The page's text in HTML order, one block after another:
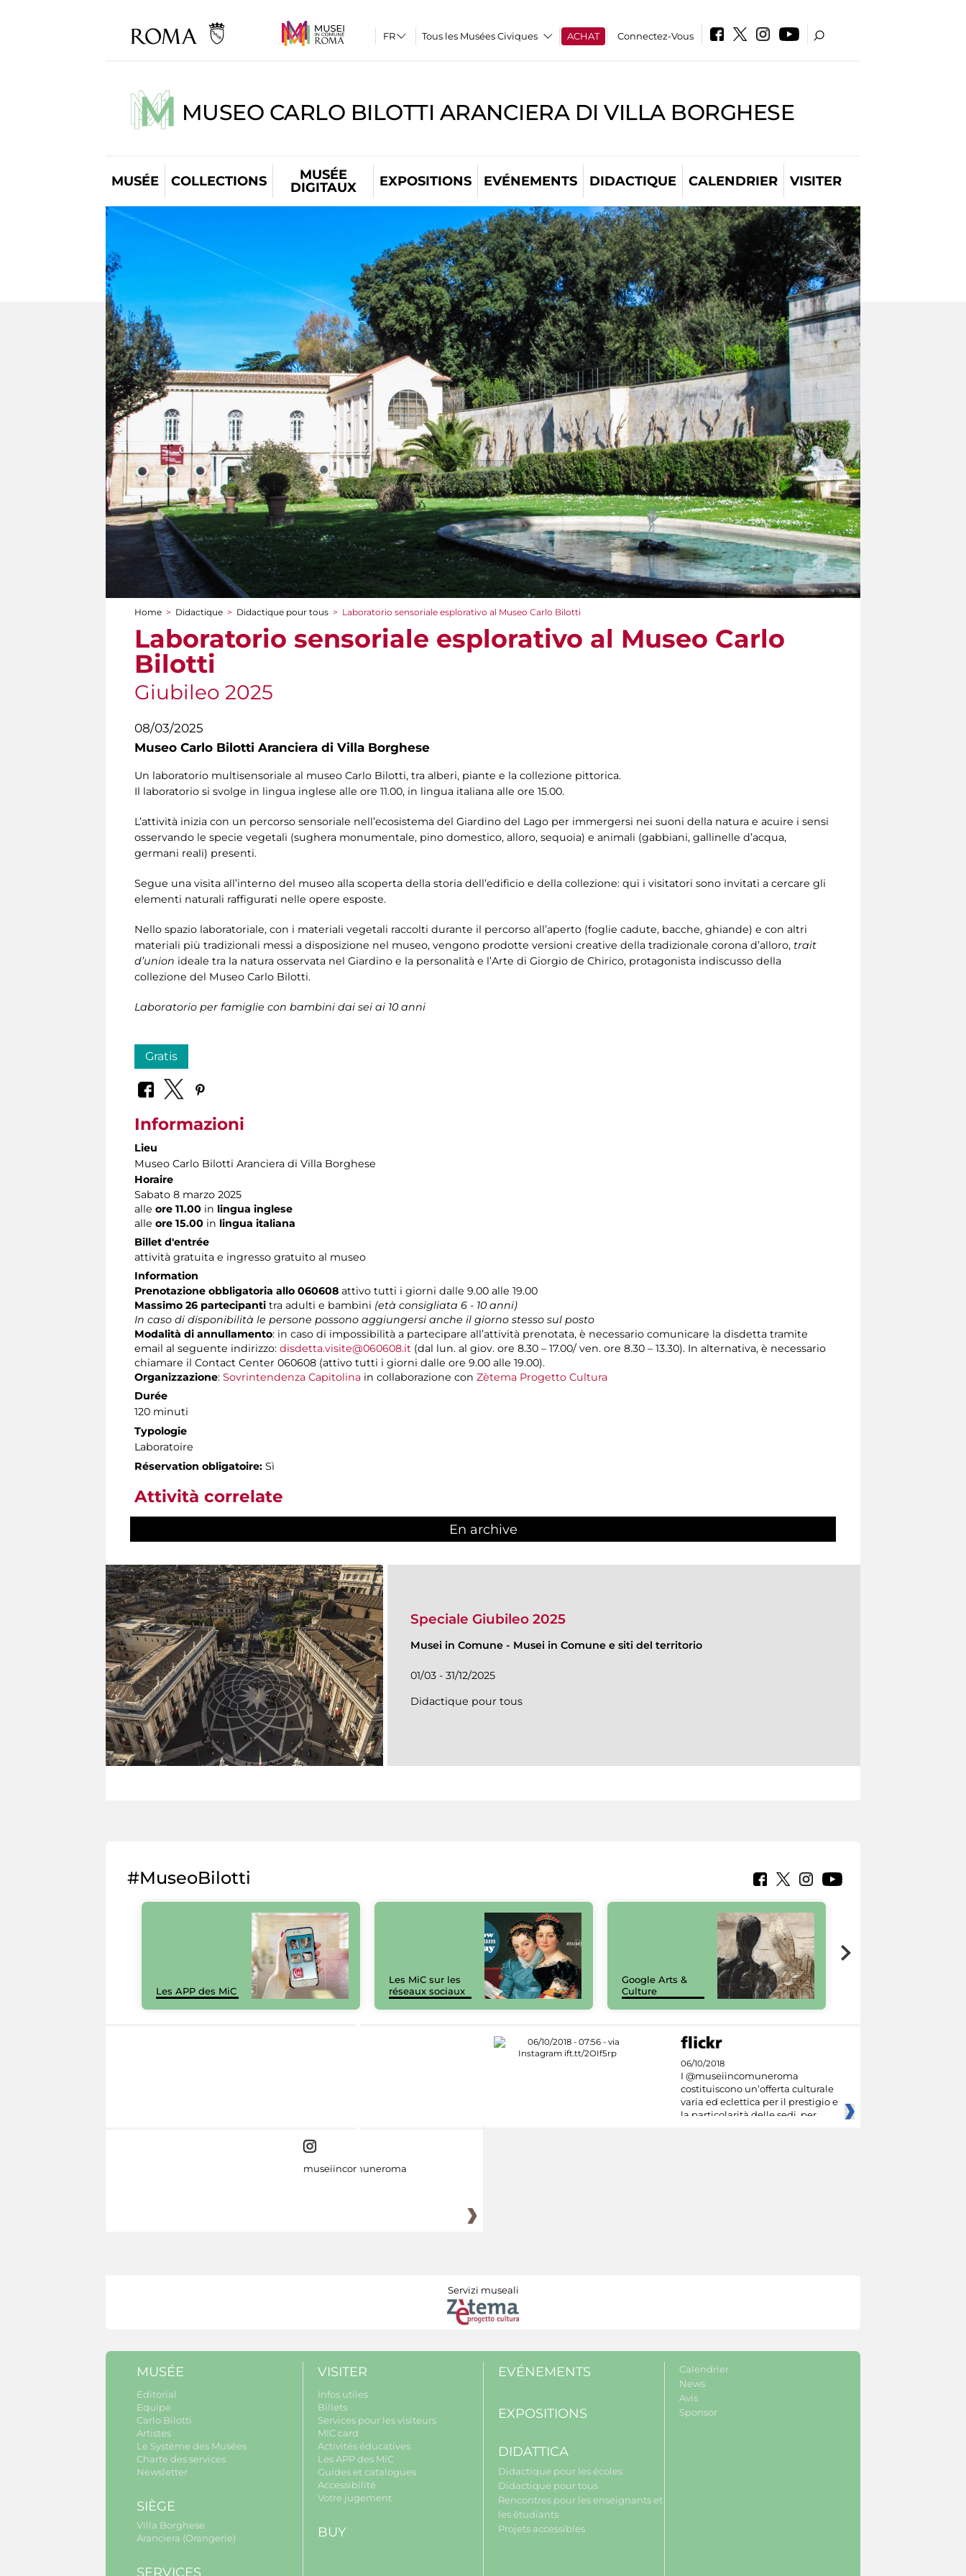
Tous les Musées Civiques ACHAT Connectez-Vous
MUSEO CARLO BILOTTI ARANCIERA DI VILLA BORGHESE
MUSÉE COLLECTIONS
MUSÉE
DIGITAUX
EXPOSITIONS EVÉNEMENTS DIDACTIQUE CALENDRIER VISITER
You are here
Home > Didactique > Didactique pour tous > Laboratorio sensoriale esplorativo al Museo Carlo Bilotti
Laboratorio sensoriale esplorativo al Museo Carlo
Bilotti
Giubileo 2025
08/03/2025
Museo Carlo Bilotti Aranciera di Villa Borghese
Un laboratorio multisensoriale al museo Carlo Bilotti, tra alberi, piante e la collezione pittorica.
Il laboratorio si svolge in lingua inglese alle ore 11.00, in lingua italiana alle ore 15.00.
L’attività inizia con un percorso sensoriale nell’ecosistema del Giardino del Lago per immergersi nei suoni della natura e acuire i sensi
osservando le specie vegetali (sughera monumentale, pino domestico, alloro, sequoia) e animali (gabbiani, gallinelle d’acqua,
germani reali) presenti.
Segue una visita all’interno del museo alla scoperta della storia dell’edificio e della collezione: qui i visitatori sono invitati a cercare gli
elementi naturali raffigurati nelle opere esposte.
Nello spazio laboratoriale, con i materiali vegetali raccolti durante il percorso all’aperto (foglie cadute, bacche, ghiande) e con altri
materiali più tradizionali messi a disposizione nel museo, vengono prodotte versioni creative della tradizionale corona d’alloro, trait
d’union ideale tra la natura osservata nel Giardino e la personalità e l’Arte di Giorgio de Chirico, protagonista indiscusso della
collezione del Museo Carlo Bilotti.
Laboratorio per famiglie con bambini dai sei ai 10 anni
Gratis
Informazioni
Lieu
Museo Carlo Bilotti Aranciera di Villa Borghese
Horaire
Sabato 8 marzo 2025
alle ore 11.00 in lingua inglese
alle ore 15.00 in lingua italiana
Billet d'entrée
attività gratuita e ingresso gratuito al museo
Information
Prenotazione obbligatoria allo 060608 attivo tutti i giorni dalle 9.00 alle 19.00
Massimo 26 partecipanti tra adulti e bambini (età consigliata 6 - 10 anni)
In caso di disponibilità le persone possono aggiungersi anche il giorno stesso sul posto
Modalità di annullamento: in caso di impossibilità a partecipare all’attività prenotata, è necessario comunicare la disdetta tramite
email al seguente indirizzo: disdetta.visite@060608.it (dal lun. al giov. ore 8.30 – 17.00/ ven. ore 8.30 – 13.30). In alternativa, è necessario
chiamare il Contact Center 060608 (attivo tutti i giorni dalle ore 9.00 alle 19.00).
Organizzazione: Sovrintendenza Capitolina in collaborazione con Zètema Progetto Cultura
Durée
120 minuti
Typologie
Laboratoire
Réservation obligatoire: Sì
Attività correlate
En archive
Speciale Giubileo 2025
Musei in Comune - Musei in Comune e siti del territorio
01/03 - 31/12/2025
Didactique pour tous
#MuseoBilotti
Les APP des MiC
Les MiC sur les
réseaux sociaux
Google Arts &
Culture
06/10/2018
I @museiincomuneroma
costituiscono un’offerta culturale
varia ed eclettica per il prestigio e
la particolarità delle sedi, per
museiincomuneroma
Servizi museali
MUSÉE
Editorial
Equipe
Carlo Bilotti
Artistes
Le Système des Musées
Charte des services
Newsletter
SIÈGE
Villa Borghese
Aranciera (Orangerie)
SERVICES
VISITER
Infos utiles
Billets
Services pour les visiteurs
MIC card
Activités éducatives
Les APP des MiC
Guides et catalogues
Accessibilité
Votre jugement
BUY
EVÉNEMENTS
EXPOSITIONS
DIDATTICA
Didactique pour les écoles
Didactique pour tous
Rencontres pour les enseignants et
les étudiants
Projets accessibles
Calendrier
News
Avis
Sponsor